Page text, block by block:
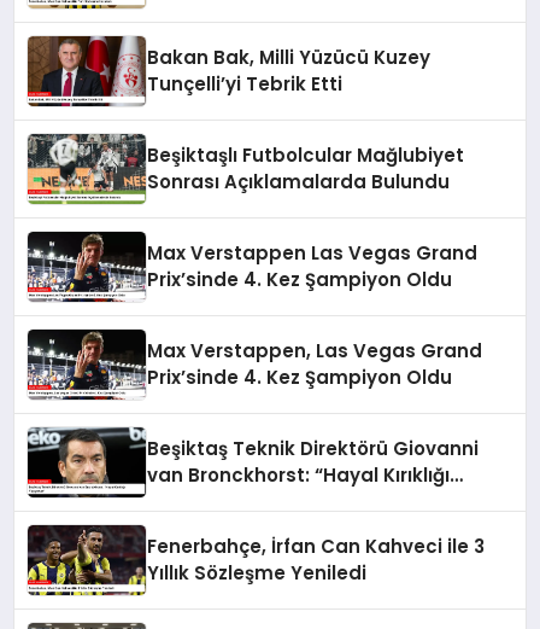
Bakan Bak, Milli Yüzücü Kuzey
Tunçelli’yi Tebrik Etti
Beşiktaşlı Futbolcular Mağlubiyet
Sonrası Açıklamalarda Bulundu
Max Verstappen Las Vegas Grand
Prix’sinde 4. Kez Şampiyon Oldu
Max Verstappen, Las Vegas Grand
Prix’sinde 4. Kez Şampiyon Oldu
Beşiktaş Teknik Direktörü Giovanni
van Bronckhorst: “Hayal Kırıklığı
Fenerbahçe, İrfan Can Kahveci ile 3
Yıllık Sözleşme Yeniledi